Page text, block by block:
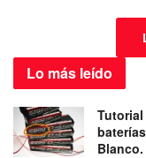
Lo más leído
Blanco.